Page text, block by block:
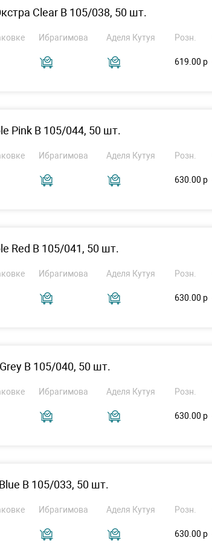
Clear B 105/038, 50 шт.
Ибрагимова Аделя Кутуя Розн.
619.00 р
Pink B 105/044, 50 шт.
Ибрагимова Аделя Кутуя Розн.
630.00 р
Red B 105/041, 50 шт.
Ибрагимова Аделя Кутуя Розн.
630.00 р
B 105/040, 50 шт.
Ибрагимова Аделя Кутуя Розн.
630.00 р
В 105/033, 50 шт.
Ибрагимова Аделя Кутуя Розн.
630.00 р